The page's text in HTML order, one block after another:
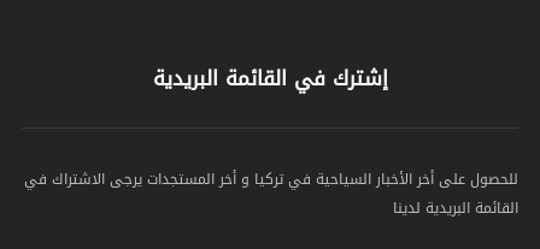
إشترك في القائمة البريدية
للحصول على أخر الأخبار السياحية في تركيا و أخر المستجدات يرجى الاشتراك في
القائمة البريدية لدينا